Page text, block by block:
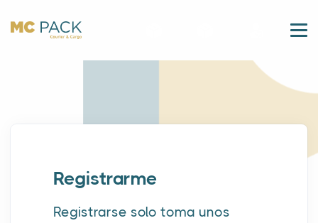
Registrarme
Registrarse solo toma unos